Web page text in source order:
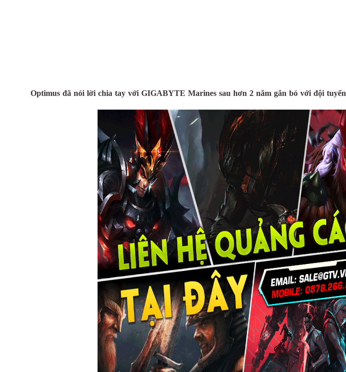
Optimus đã nói lời chia tay với GIGABYTE Marines sau hơn 2 năm gắn bó với đội tuyển